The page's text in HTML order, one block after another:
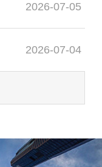
2026-07-05
2026-07-04